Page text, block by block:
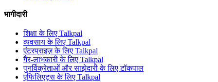
भागीदारी
शिक्षा के लिए Talkpal
व्यवसाय के लिए Talkpal
एंटरप्राइज़ के लिए Talkpal
गैर-लाभकारी के लिए Talkpal
पुनर्विक्रेताओं और साझेदारी के लिए टॉकपाल
एफिलिएट्स के लिए Talkpal